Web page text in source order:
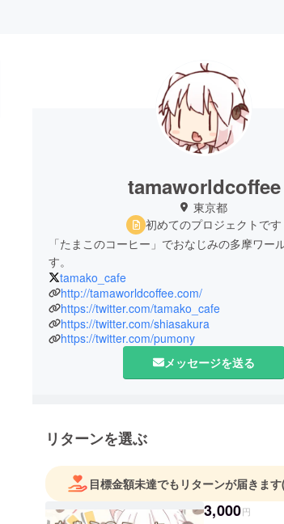
tamaworldcoffee
東京都
初めてのプロジェクトです
「たまこのコーヒー」でおなじみの多摩ワー
す。
tamako_cafe
http://tamaworldcoffee.com/
https://twitter.com/tamako_cafe
https://twitter.com/shiasakura
https://twitter.com/pumony
メッセージを送る
リターンを選ぶ
目標金額未達でもリターンが届きます
3,000円